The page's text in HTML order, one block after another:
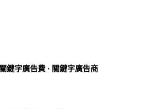
鍵字廣告費 · 關鍵字廣告商